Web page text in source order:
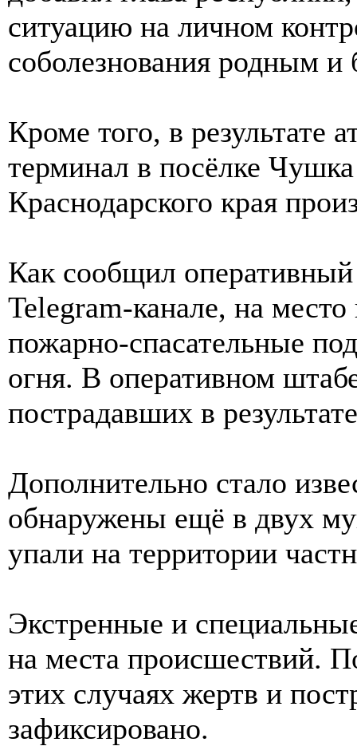
ситуацию на личном
соболезнования родным
Кроме того, в
терминал в посёлке
Краснодарского края
Как сообщил
Telegram-канале, на
пожарно-спасательные
огня. В оперативном
пострадавших в
Дополнительно стало
обнаружены ещё в двух
упали на территории
Экстренные и
на места происшествий.
этих случаях жертв и
зафиксировано.